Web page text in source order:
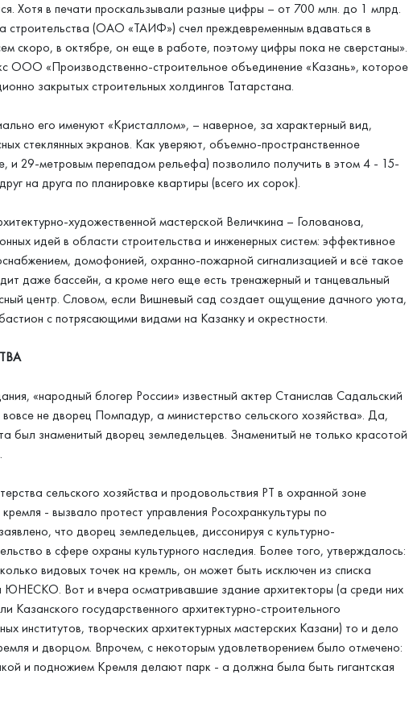
Хотя в печати проскальзывали разные цифры – от 700 млн. до 1 млрд.
строительства (ОАО «ТАИФ») счел преждевременным вдаваться в
скоро, в октябре, он еще в работе, поэтому цифры пока не сверстаны».
ООО «Производственно-строительное объединение «Казань», которое
закрытых строительных холдингов Татарстана.
его именуют «Кристаллом», – наверное, за характерный вид,
стеклянных экранов. Как уверяют, объемно-пространственное
и 29-метровым перепадом рельефа) позволило получить в этом 4 - 15-
на друга по планировке квартиры (всего их сорок).
художественной мастерской Величкина – Голованова,
идей в области строительства и инженерных систем: эффективное
домофонией, охранно-пожарной сигнализацией и всё такое
даже бассейн, а кроме него еще есть тренажерный и танцевальный
центр. Словом, если Вишневый сад создает ощущение дачного уюта,
с потрясающими видами на Казанку и окрестности.
«народный блогер России» известный актер Станислав Садальский
не дворец Помпадур, а министерство сельского хозяйства». Да,
был знаменитый дворец земледельцев. Знаменитый не только красотой
сельского хозяйства и продовольствия РТ в охранной зоне
- вызвало протест управления Росохранкультуры по
что дворец земледельцев, диссонируя с культурно-
в сфере охраны культурного наследия. Более того, утверждалось:
видовых точек на кремль, он может быть исключен из списка
ЮНЕСКО. Вот и вчера осматривавшие здание архитекторы (а среди них
Казанского государственного архитектурно-строительного
институтов, творческих архитектурных мастерских Казани) то и дело
и дворцом. Впрочем, с некоторым удовлетворением было отмечено:
и подножием Кремля делают парк - а должна была быть гигантская